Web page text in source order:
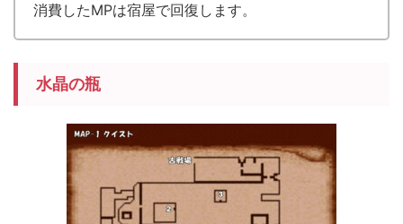
消費したMPは宿屋で回復します。
水晶の瓶